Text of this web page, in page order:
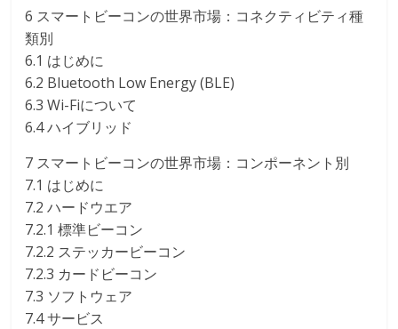
6 スマートビーコンの世界市場：コネクティビティ種
類別
6.1 はじめに
6.2 Bluetooth Low Energy (BLE)
6.3 Wi-Fiについて
6.4 ハイブリッド
7 スマートビーコンの世界市場：コンポーネント別
7.1 はじめに
7.2 ハードウエア
7.2.1 標準ビーコン
7.2.2 ステッカービーコン
7.2.3 カードビーコン
7.3 ソフトウェア
7.4 サービス